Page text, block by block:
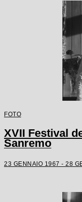
FOTO
XVII Festival
Sanremo
23 GENNAIO 1967 - 28